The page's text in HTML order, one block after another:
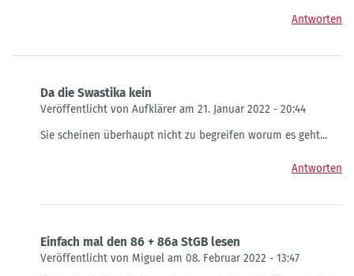
Antworten
Da die Swastika kein
Veröffentlicht von Aufklärer am 21. Januar 2022 - 20:44
auf
Sie scheinen überhaupt nicht zu begreifen worum es geht...
Antworten
Einfach mal den 86 + 86a StGB lesen
Veröffentlicht von Miguel am 08. Februar 2022 - 13:47